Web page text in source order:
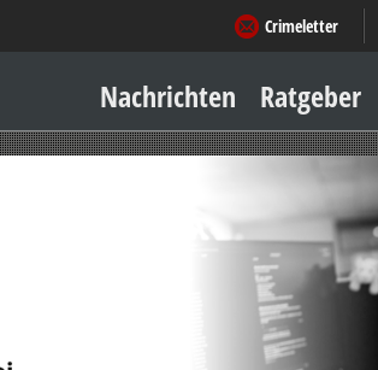
Crimeletter
Nachrichten Ratgeber
Sicher zu Hause
Geld & Einkauf
Amore & mehr
Mobiles Leben
Arbeitsleben